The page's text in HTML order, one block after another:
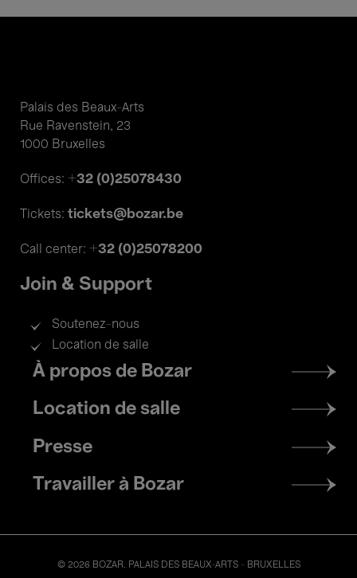
Palais des Beaux-Arts
Rue Ravenstein, 23
1000 Bruxelles
Offices: +32 (0)25078430
Tickets: tickets@bozar.be
Call center: +32 (0)25078200
Join & Support
Soutenez-nous
Location de salle
Footer
menu
À propos de Bozar
Location de salle
Presse
Travailler à Bozar
© 2026 BOZAR. PALAIS DES BEAUX-ARTS - BRUXELLES